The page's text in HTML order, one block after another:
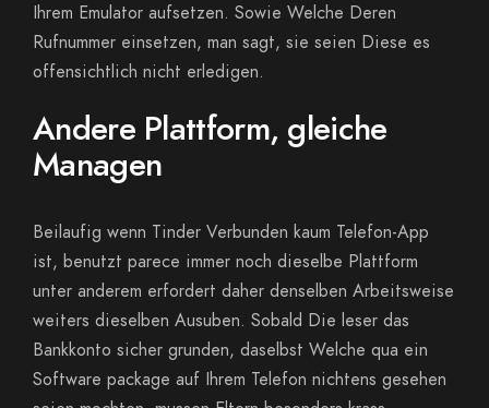
Ihrem Emulator aufsetzen. Sowie Welche Deren
Rufnummer einsetzen, man sagt, sie seien Diese es
offensichtlich nicht erledigen.
Andere Plattform, gleiche
Managen
Beilaufig wenn Tinder Verbunden kaum Telefon-App
ist, benutzt parece immer noch dieselbe Plattform
unter anderem erfordert daher denselben Arbeitsweise
weiters dieselben Ausuben. Sobald Die leser das
Bankkonto sicher grunden, daselbst Welche qua ein
Software package auf Ihrem Telefon nichtens gesehen